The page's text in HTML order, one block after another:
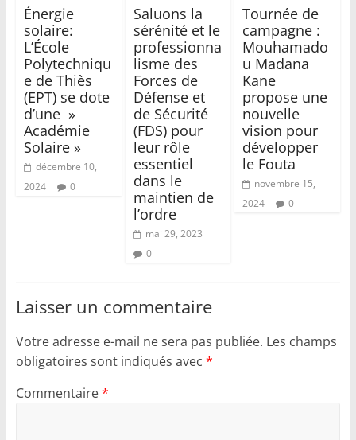
Énergie
solaire:
L’École
Polytechniqu
e de Thiès
(EPT) se dote
d’une »
Académie
Solaire »
décembre 10,
2024
0
Saluons la
sérénité et le
professionna
lisme des
Forces de
Défense et
de Sécurité
(FDS) pour
leur rôle
essentiel
dans le
maintien de
l’ordre
mai 29, 2023
0
Tournée de
campagne :
Mouhamado
u Madana
Kane
propose une
nouvelle
vision pour
développer
le Fouta
novembre 15,
2024
0
Laisser un commentaire
Votre adresse e-mail ne sera pas publiée. Les champs
obligatoires sont indiqués avec *
Commentaire*